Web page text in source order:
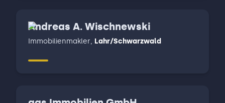
Andreas A. Wischnewski
Immobilienmakler, Lahr/Schwarzwald